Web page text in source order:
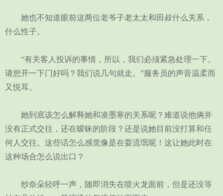
她也不知道眼前这两位老爷子老太太和田叔什么关系，
什么性子。
“有关客人投诉的事情，所以，我们必须紧急处理一下。
请您开一下门好吗？我们说几句就走。”服务员的声音温柔而
又悦耳。
她到底该怎么解释她和凌墨寒的关系呢？难道说他俩并
没有正式交往，还在暧昧的阶段？还是说她目前没打算和任
何人交往。这些话怎么感觉像是在耍流氓呢！这让她此时在
这种场合怎么说出口？
纱奈朵轻呼一声，随即消失在喷火龙面前，但是还没等